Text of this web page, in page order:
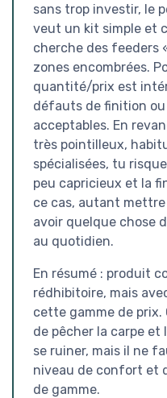
sans trop investir, le
veut un kit simple et
cherche des feeders
zones encombrées.
quantité/prix est
défauts de finition
acceptables. En
très pointilleux,
spécialisées, tu
peu capricieux et la
ce cas, autant
avoir quelque chose
au quotidien.
En résumé : produit
rédhibitoire, mais
cette gamme de
de pêcher la carpe
se ruiner, mais il ne
niveau de confort et
de gamme.